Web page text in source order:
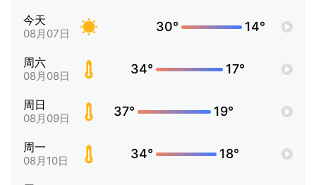
今天
08月07日 30° 14°
周六
08月08日 34° 17°
周日
08月09日 37° 19°
周一
08月10日 34° 18°